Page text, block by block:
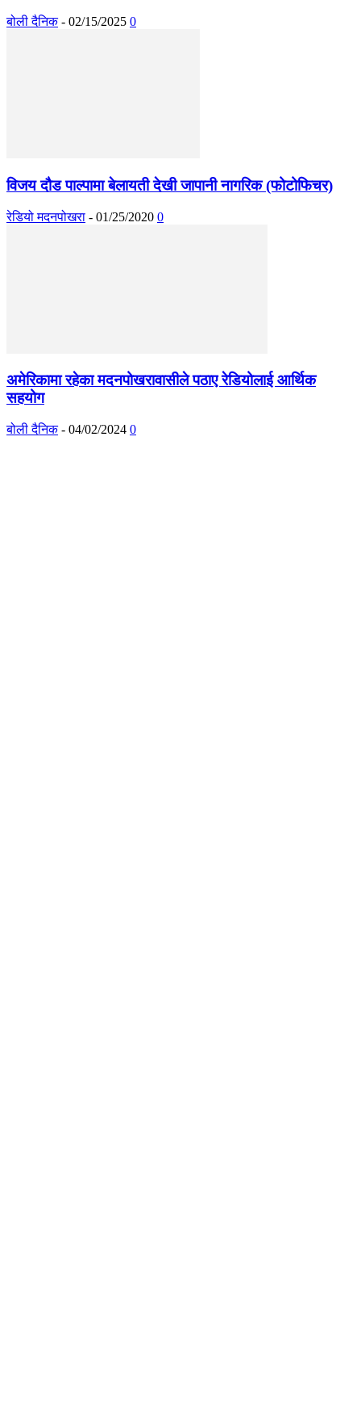
बोली दैनिक - 02/15/2025 0
विजय दौड पाल्पामा बेलायती देखी जापानी नागरिक (फोटोफिचर)
रेडियो मदनपोखरा - 01/25/2020 0
अमेरिकामा रहेका मदनपोखरावासीले पठाए रेडियोलाई आर्थिक
सहयोग
बोली दैनिक - 04/02/2024 0